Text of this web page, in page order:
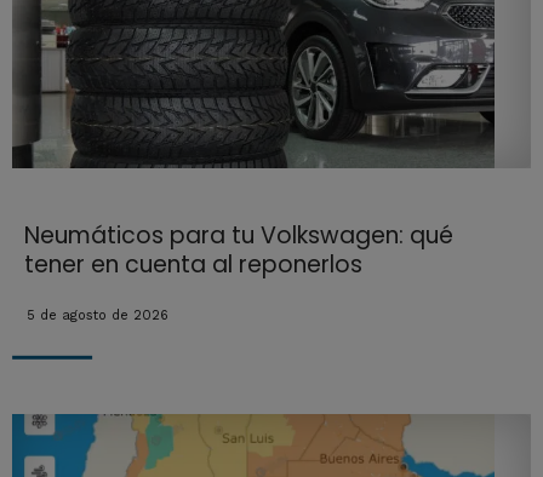
Neumáticos para tu Volkswagen: qué
tener en cuenta al reponerlos
5 de agosto de 2026